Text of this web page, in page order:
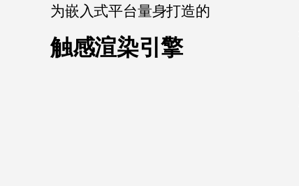
为嵌入式平台量身打造的
触感渲染引擎